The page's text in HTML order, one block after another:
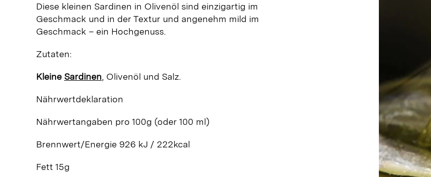
Diese kleinen Sardinen in Olivenöl sind einzigartig im
Geschmack und in der Textur und angenehm mild im
Geschmack – ein Hochgenuss.
Zutaten:
Kleine Sardinen, Olivenöl und Salz.
Nährwertdeklaration
Nährwertangaben pro 100g (oder 100 ml)
Brennwert/Energie 926 kJ / 222kcal
Fett 15g